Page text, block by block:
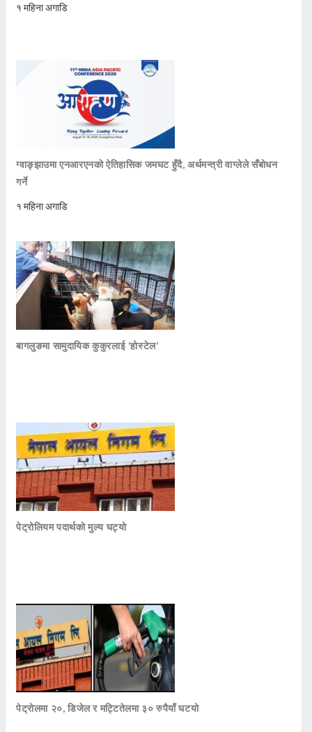
१ महिना अगाडि
ग्वाङ्झाउमा एनआरएनको ऐतिहासिक जमघट हुँदै, अर्थमन्त्री वाग्लेले सँबोधन
गर्ने
१ महिना अगाडि
बागलुङमा सामुदायिक कुकुरलाई ‘होस्टेल’
पेट्रोलियम पदार्थको मुल्य घट्यो
पेट्रोलमा २०, डिजेल र मट्टितेलमा ३० रुपैयाँ घटयो